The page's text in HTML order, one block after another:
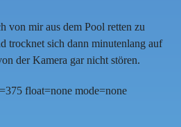
von mir aus dem Pool retten zu
trocknet sich dann minutenlang auf
der Kamera gar nicht stören.
float=none mode=none